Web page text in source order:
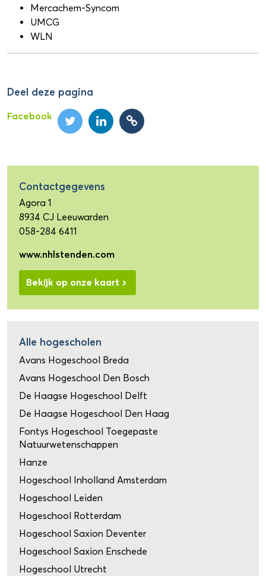
Mercachem-Syncom
UMCG
WLN
Deel deze pagina
Facebook
Contactgegevens
Agora 1
8934 CJ Leeuwarden
058-284 6411
www.nhlstenden.com
Bekijk op onze kaart
Alle hogescholen
Avans Hogeschool Breda
Avans Hogeschool Den Bosch
De Haagse Hogeschool Delft
De Haagse Hogeschool Den Haag
Fontys Hogeschool Toegepaste
Natuurwetenschappen
Hanze
Hogeschool Inholland Amsterdam
Hogeschool Leiden
Hogeschool Rotterdam
Hogeschool Saxion Deventer
Hogeschool Saxion Enschede
Hogeschool Utrecht